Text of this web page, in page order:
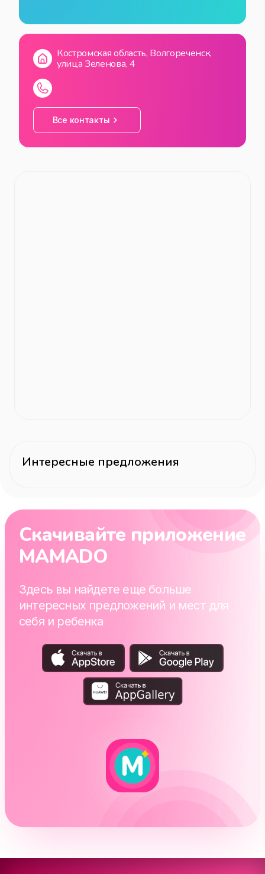
Костромская область, Волгореченск,
улица Зеленова, 4
Все контакты
Интересные предложения
Скачивайте приложение
MAMADO
Здесь вы найдете еще больше
интересных предложений и мест для
себя и ребенка